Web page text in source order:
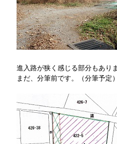
進入路が狭く感じる部分もあり
まだ、分筆前です。（分筆予定）